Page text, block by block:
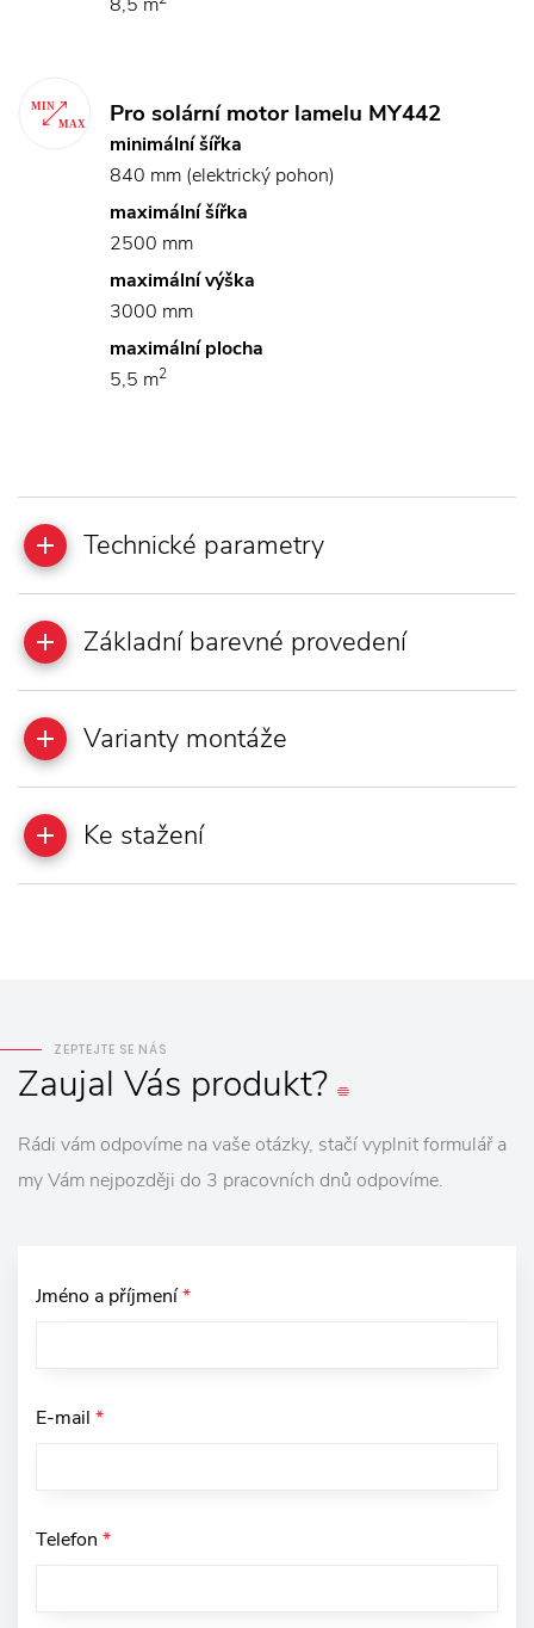
Pro solární motor lamelu MY442
minimální šířka
840 mm (elektrický pohon)
maximální šířka
2500 mm
maximální výška
3000 mm
maximální plocha
5,5 m2
Technické parametry
Základní barevné provedení
Varianty montáže
Ke stažení
ZEPTEJTE SE NÁS
Zaujal Vás produkt?
Rádi vám odpovíme na vaše otázky, stačí vyplnit formulář a
my Vám nejpozději do 3 pracovních dnů odpovíme.
Jméno a příjmení*
E-mail *
Telefon *